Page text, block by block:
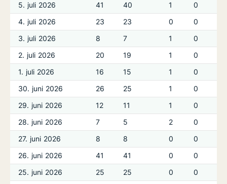
5. juli 2026
41 40 1
0
4. juli 2026
23 23 0
0
3. juli 2026
8 7 1
0
2. juli 2026
20 19 1
0
1. juli 2026
16 15 1
0
30. juni 2026
26 25 1
0
29. juni 2026
12 11 1
0
28. juni 2026
7 5 2
0
27. juni 2026
8 8 0
0
26. juni 2026
41 41 0
0
25. juni 2026
25 25 0 0